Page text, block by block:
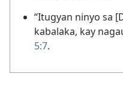
“Itugyan ninyo sa
kabalaka, kay
5:7.